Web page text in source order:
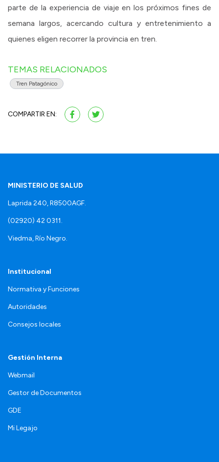
parte de la experiencia de viaje en los próximos fines de
semana largos, acercando cultura y entretenimiento a
quienes eligen recorrer la provincia en tren.
TEMAS RELACIONADOS
Tren Patagónico
COMPARTIR EN:
MINISTERIO DE SALUD
Laprida 240, R8500AGF.
(02920) 42 0311.
Viedma, Río Negro.
Institucional
Normativa y Funciones
Autoridades
Consejos locales
Gestión Interna
Webmail
Gestor de Documentos
GDE
Mi Legajo